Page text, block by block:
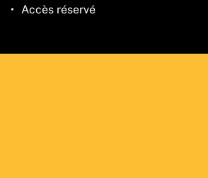
Accès réservé